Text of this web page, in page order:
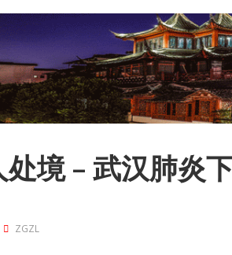
境 – 武汉肺炎
ZGZL